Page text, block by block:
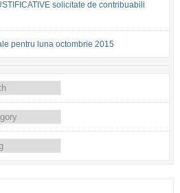
solicitate de contribuabili
pentru luna octombrie 2015